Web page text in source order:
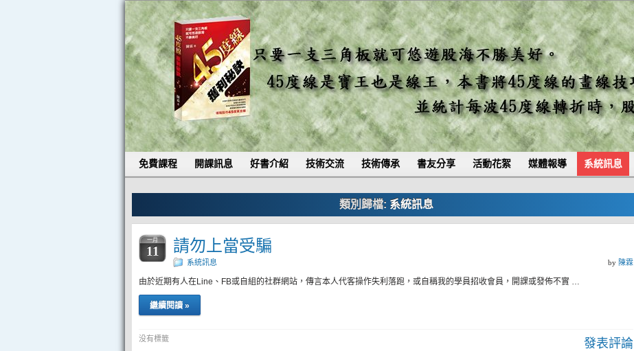
免費課程 開課訊息 好書介紹 技術交流 技術傳承 書友分享 活動花絮 媒體報導 系統訊息
類別歸檔: 系統訊息
一月
11 請勿上當受騙
系統訊息 by 陳霖
由於近期有人在Line、FB或自組的社群網站，傳言本人代客操作失利落跑，或自稱我的學員招收會員，開課或發佈不實 …
繼續閱讀 »
没有標籤 發表評論